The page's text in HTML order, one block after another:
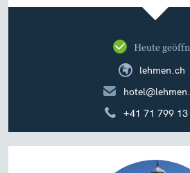
Heute
lehmen.ch
+41 71 799 13